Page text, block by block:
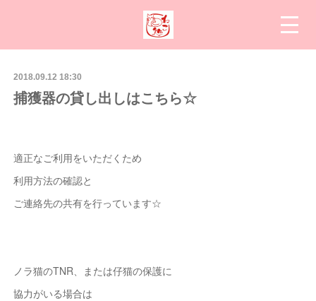
2018.09.12 18:30
捕獲器の貸し出しはこちら☆
適正なご利用をいただくため
利用方法の確認と
ご連絡先の共有を行っています☆
ノラ猫のTNR、または仔猫の保護に
協力がいる場合は